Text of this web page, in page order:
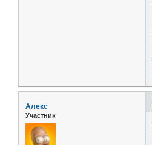
Алекс
Участник